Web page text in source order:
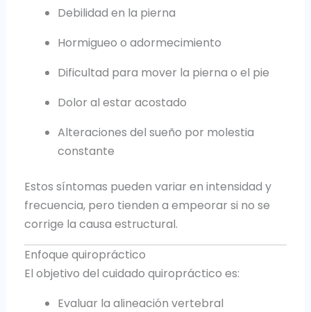
Debilidad en la pierna
Hormigueo o adormecimiento
Dificultad para mover la pierna o el pie
Dolor al estar acostado
Alteraciones del sueño por molestia
constante
Estos síntomas pueden variar en intensidad y
frecuencia, pero tienden a empeorar si no se
corrige la causa estructural.
Enfoque quiropráctico
El objetivo del cuidado quiropráctico es:
Evaluar la alineación vertebral